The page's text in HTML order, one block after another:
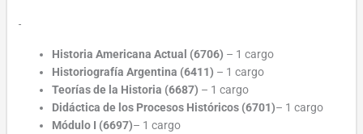
Historia Americana Actual (6706) – 1 cargo
Historiografía Argentina (6411) – 1 cargo
Teorías de la Historia (6687) – 1 cargo
Didáctica de los Procesos Históricos (6701)– 1 cargo
Módulo I (6697)– 1 cargo